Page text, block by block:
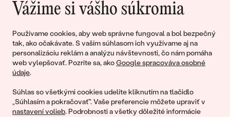
Vážime si vášho súkromia
Používame cookies, aby web správne fungoval a bol bezpečný
tak, ako očakávate. S vaším súhlasom ich využívame aj na
personalizáciu reklám a analýzu návštevnosti, čo nám pomáha
web vylepšovať. Pozrite sa, akoGoogle spracováva osobné
údaje.
Súhlas so všetkými cookies udelíte kliknutím na tlačidlo
„Súhlasím a pokračovať". Vaše preferencie môžete upraviť v
nastavení volieb. Podrobnosti a všetky dôležité informácie